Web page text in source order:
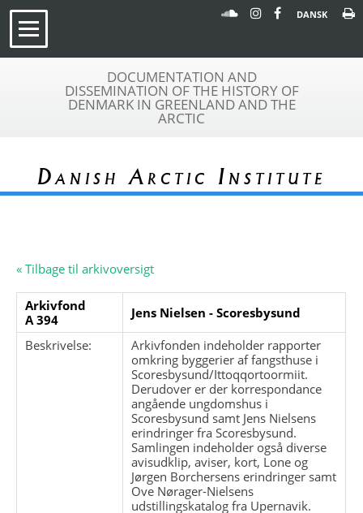
DANSK
DOCUMENTATION AND
DISSEMINATION OF THE HISTORY OF
DENMARK IN GREENLAND AND THE
ARCTIC
Danish Arctic Institute
« Tilbage til arkivoversigt
Arkivfond
A 394
Jens Nielsen - Scoresbysund
Beskrivelse:
Arkivfonden indeholder rapporter
omkring byggerier af fangsthuse i
Scoresbysund/Ittoqqortoormiit.
Derudover er der korrespondance
angående ungdomshus i
Scoresbysund samt Jens Nielsens
erindringer fra Scoresbysund.
Samlingen indeholder også diverse
avisudklip, aviser, kort, Lone og
Jørgen Borchersens erindringer samt
Ove Nørager-Nielsens
udstillingskatalog fra Upernavik.